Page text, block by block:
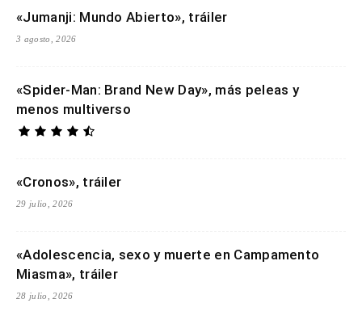
«Jumanji: Mundo Abierto», tráiler
3 agosto, 2026
«Spider-Man: Brand New Day», más peleas y
menos multiverso
«Cronos», tráiler
29 julio, 2026
«Adolescencia, sexo y muerte en Campamento
Miasma», tráiler
28 julio, 2026